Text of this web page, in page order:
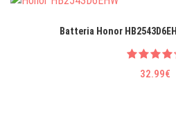
Batteria Honor
32.99€